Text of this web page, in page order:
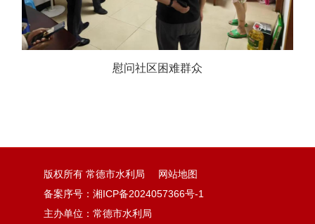
慰问社区困难群众
版权所有 常德市水利局
网站地图
备案序号：湘ICP备2024057366号-1
主办单位：常德市水利局